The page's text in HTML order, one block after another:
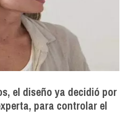
el diseño ya decidió por
para controlar el